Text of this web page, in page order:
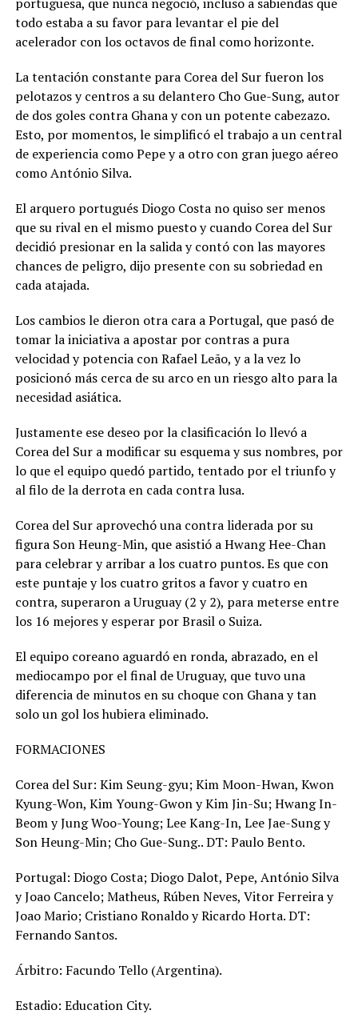
todo estaba a su favor para levantar el pie del
acelerador con los octavos de final como horizonte.
La tentación constante para Corea del Sur fueron los
pelotazos y centros a su delantero Cho Gue-Sung, autor
de dos goles contra Ghana y con un potente cabezazo.
Esto, por momentos, le simplificó el trabajo a un central
de experiencia como Pepe y a otro con gran juego aéreo
como António Silva.
El arquero portugués Diogo Costa no quiso ser menos
que su rival en el mismo puesto y cuando Corea del Sur
decidió presionar en la salida y contó con las mayores
chances de peligro, dijo presente con su sobriedad en
cada atajada.
Los cambios le dieron otra cara a Portugal, que pasó de
tomar la iniciativa a apostar por contras a pura
velocidad y potencia con Rafael Leão, y a la vez lo
posicionó más cerca de su arco en un riesgo alto para la
necesidad asiática.
Justamente ese deseo por la clasificación lo llevó a
Corea del Sur a modificar su esquema y sus nombres, por
lo que el equipo quedó partido, tentado por el triunfo y
al filo de la derrota en cada contra lusa.
Corea del Sur aprovechó una contra liderada por su
figura Son Heung-Min, que asistió a Hwang Hee-Chan
para celebrar y arribar a los cuatro puntos. Es que con
este puntaje y los cuatro gritos a favor y cuatro en
contra, superaron a Uruguay (2 y 2), para meterse entre
los 16 mejores y esperar por Brasil o Suiza.
El equipo coreano aguardó en ronda, abrazado, en el
mediocampo por el final de Uruguay, que tuvo una
diferencia de minutos en su choque con Ghana y tan
solo un gol los hubiera eliminado.
FORMACIONES
Corea del Sur: Kim Seung-gyu; Kim Moon-Hwan, Kwon
Kyung-Won, Kim Young-Gwon y Kim Jin-Su; Hwang In-
Beom y Jung Woo-Young; Lee Kang-In, Lee Jae-Sung y
Son Heung-Min; Cho Gue-Sung.. DT: Paulo Bento.
Portugal: Diogo Costa; Diogo Dalot, Pepe, António Silva
y Joao Cancelo; Matheus, Rúben Neves, Vitor Ferreira y
Joao Mario; Cristiano Ronaldo y Ricardo Horta. DT:
Fernando Santos.
Árbitro: Facundo Tello (Argentina).
Estadio: Education City.